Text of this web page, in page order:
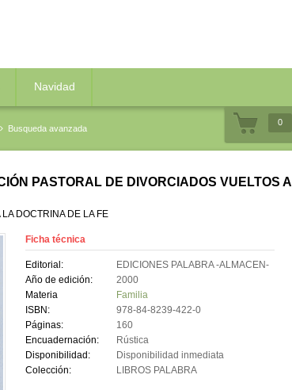
Navidad
Busqueda avanzada
0
PASTORAL DE DIVORCIADOS VUELTOS A
DOCTRINA DE LA FE
Ficha técnica
Editorial:
EDICIONES PALABRA -ALMACEN-
Año de edición:
2000
Materia
Familia
ISBN:
978-84-8239-422-0
Páginas:
160
Encuadernación:
Rústica
Disponibilidad:
Disponibilidad inmediata
Colección:
LIBROS PALABRA